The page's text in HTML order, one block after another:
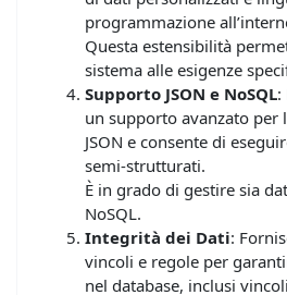
programmazione
Questa estensibilità
sistema alle esigenze
Supporto JSON e NoSQL:
un supporto avanzato per
JSON e consente di
semi-strutturati.
È in grado di gestire sia
NoSQL.
Integrità dei Dati:
vincoli e regole per
nel database, inclusi